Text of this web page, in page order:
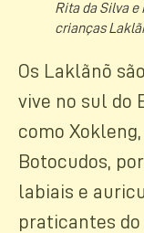
Rita da Silva e
crianças
Os Laklãnõ
vive no sul do
como
Botocudos,
labiais e
praticantes do